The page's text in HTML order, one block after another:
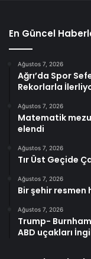
En Güncel
Ağustos 7, 2026
Ağrı’da Spor
Rekorlarla
Ağustos 7, 2026
Matematik
elendi
Ağustos 7, 2026
Tır Üst Geçide
Ağustos 7, 2026
Bir şehir
Ağustos 7, 2026
Trump-
ABD uçakları